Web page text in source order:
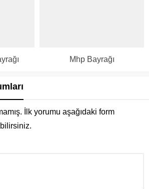
Mhp Bayrağı
İlk yorumu aşağıdaki form